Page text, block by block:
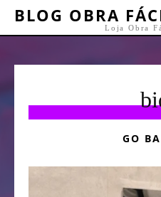
BLOG OBRA
Loja Obra
GO